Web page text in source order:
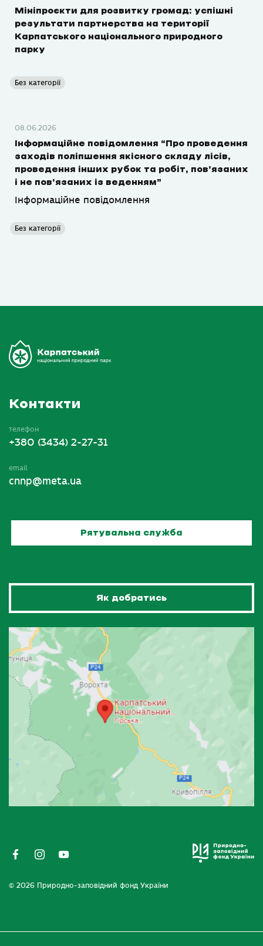
Мініпроєкти для розвитку громад: успішні
результати партнерства на території
Карпатського національного природного
парку
Без категорії
08.06.2026
Інформаційне повідомлення “Про проведення
заходів поліпшення якісного складу лісів,
проведення інших рубок та робіт, пов’язаних
і не пов’язаних із веденням”
Інформаційне повідомлення
Без категорії
Контакти
телефон
+380 (3434) 2-27-31
email
cnnp@meta.ua
Рятувальна служба
Як добратись
© 2026 Природно-заповідний фонд України